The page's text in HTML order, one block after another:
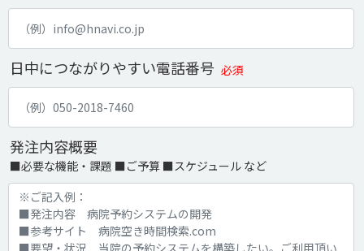
日中につながりやすい電話番号 必須
発注内容概要
■必要な機能・課題 ■ご予算 ■スケジュール など